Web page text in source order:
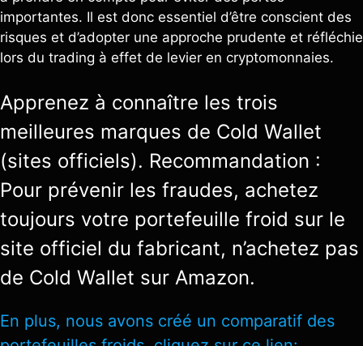
importantes. Il est donc essentiel d’être conscient des
risques et d’adopter une approche prudente et réfléchie
lors du trading à effet de levier en cryptomonnaies.
Apprenez à connaître les trois
meilleures marques de Cold Wallet
(sites officiels). Recommandation :
Pour prévenir les fraudes, achetez
toujours votre portefeuille froid sur le
site officiel du fabricant, n’achetez pas
de Cold Wallet sur Amazon.
En plus, nous avons créé un comparatif des